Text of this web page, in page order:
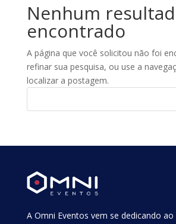
Nenhum
encontrado
A página que você solicitou não foi
refinar sua pesquisa, ou use a
localizar a postagem.
A Omni Eventos vem se dedicando